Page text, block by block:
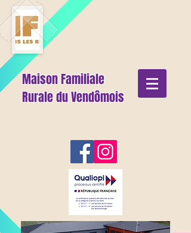
Maison Familiale
Rurale du Vendômois